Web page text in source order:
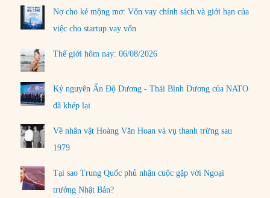
Nợ cho kẻ mộng mơ: Vốn vay chính sách và giới hạn của
việc cho startup vay vốn
Thế giới hôm nay: 06/08/2026
Kỷ nguyên Ấn Độ Dương - Thái Bình Dương của NATO
đã khép lại
Về nhân vật Hoàng Văn Hoan và vụ thanh trừng sau
1979
Tại sao Trung Quốc phủ nhận cuộc gặp với Ngoại
trưởng Nhật Bản?